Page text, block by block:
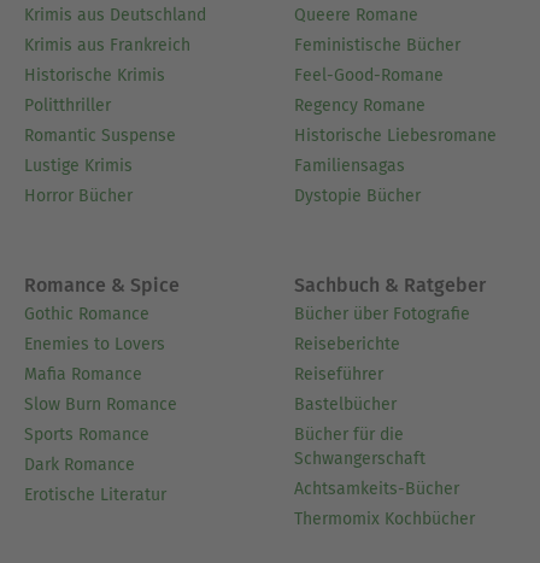
Krimis aus Deutschland
Krimis aus Frankreich
Historische Krimis
Politthriller
Romantic Suspense
Lustige Krimis
Horror Bücher
Queere Romane
Feministische Bücher
Feel-Good-Romane
Regency Romane
Historische Liebesromane
Familiensagas
Dystopie Bücher
Romance & Spice
Gothic Romance
Enemies to Lovers
Mafia Romance
Slow Burn Romance
Sports Romance
Dark Romance
Erotische Literatur
Sachbuch & Ratgeber
Bücher über Fotografie
Reiseberichte
Reiseführer
Bastelbücher
Bücher für die
Schwangerschaft
Achtsamkeits-Bücher
Thermomix Kochbücher